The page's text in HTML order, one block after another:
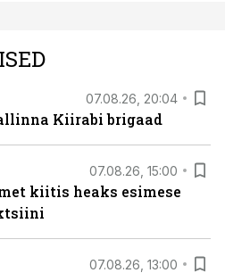
07.08.26, 20:04
Kiirabi brigaad
07.08.26, 15:00
kiitis heaks esimese
07.08.26, 13:00